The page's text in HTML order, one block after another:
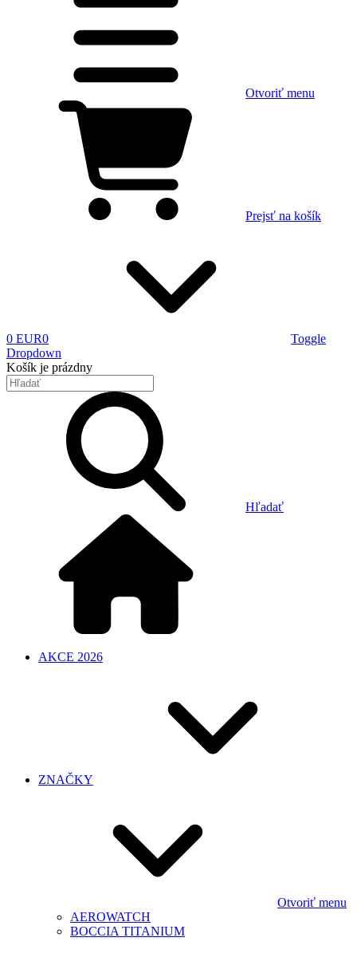
Otvoriť menu
Prejsť na košík
0 EUR0
Toggle
Dropdown
Košík je prázdny
Hľadať
AKCE 2026
ZNAČKY
Otvoriť menu
AEROWATCH
BOCCIA TITANIUM